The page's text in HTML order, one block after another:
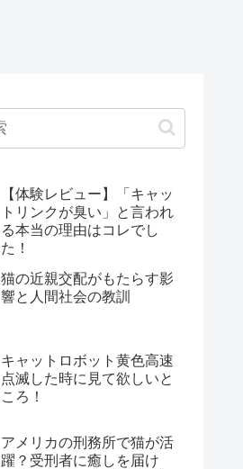
【体験レビュー】「キャッ
トリンクが臭い」と言われ
る本当の理由はコレでし
た！
猫の近親交配がもたらす影
響と人間社会の教訓
キャットロボット黄色高速
点滅した時に見て欲しいと
ころ！
アメリカの刑務所で猫が活
躍？受刑者に癒しを届け